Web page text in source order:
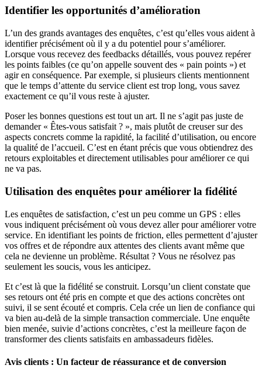
Identifier les opportunités d’amélioration
L’un des grands avantages des enquêtes, c’est qu’elles vous aident à
identifier précisément où il y a du potentiel pour s’améliorer.
Lorsque vous recevez des feedbacks détaillés, vous pouvez repérer
les points faibles (ce qu’on appelle souvent des « pain points ») et
agir en conséquence. Par exemple, si plusieurs clients mentionnent
que le temps d’attente du service client est trop long, vous savez
exactement ce qu’il vous reste à ajuster.
Poser les bonnes questions est tout un art. Il ne s’agit pas juste de
demander « Êtes-vous satisfait ? », mais plutôt de creuser sur des
aspects concrets comme la rapidité, la facilité d’utilisation, ou encore
la qualité de l’accueil. C’est en étant précis que vous obtiendrez des
retours exploitables et directement utilisables pour améliorer ce qui
ne va pas.
Utilisation des enquêtes pour améliorer la fidélité
Les enquêtes de satisfaction, c’est un peu comme un GPS : elles
vous indiquent précisément où vous devez aller pour améliorer votre
service. En identifiant les points de friction, elles permettent d’ajuster
vos offres et de répondre aux attentes des clients avant même que
cela ne devienne un problème. Résultat ? Vous ne résolvez pas
seulement les soucis, vous les anticipez.
Et c’est là que la fidélité se construit. Lorsqu’un client constate que
ses retours ont été pris en compte et que des actions concrètes ont
suivi, il se sent écouté et compris. Cela crée un lien de confiance qui
va bien au-delà de la simple transaction commerciale. Une enquête
bien menée, suivie d’actions concrètes, c’est la meilleure façon de
transformer des clients satisfaits en ambassadeurs fidèles.
Avis clients : Un facteur de réassurance et de conversion